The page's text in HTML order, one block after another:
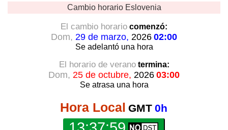
Cambio horario Eslovenia
El cambio horario comenzó:
Dom, 29 de marzo, 2026 02:00
Se adelantó una hora
El horario de veranotermina:
Dom, 25 de octubre, 2026 03:00
Se atrasa una hora
Hora Local GMT 0h